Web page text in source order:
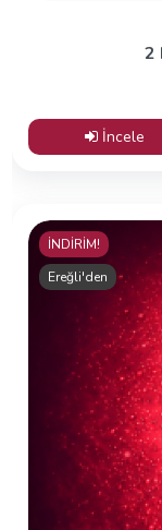
2
İncele
İNDİRİM!
Ereğli'den